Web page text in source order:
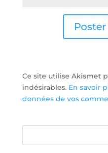
Ce site utilise Akismet
indésirables. En savoir
données de vos